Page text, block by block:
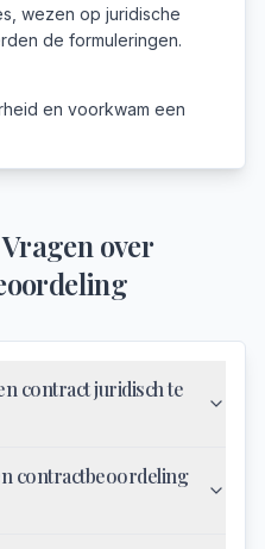
wezen op juridische
de formuleringen.
en voorkwam een
over
contract juridisch te
contractbeoordeling